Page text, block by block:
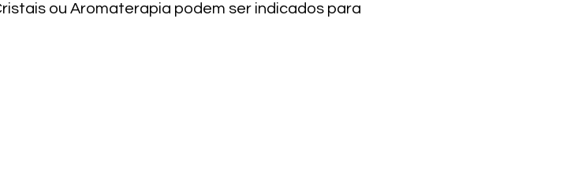
ou Aromaterapia podem ser indicados para